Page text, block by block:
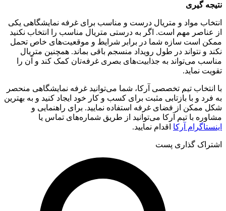
نتیجه گیری
انتخاب مواد و متریال درست و مناسب برای غرفه نمایشگاهی یکی
از عناصر مهم است. اگر به درستی متریال مناسب را انتخاب نکنید
ممکن است سازه شما در برابر شرایط و موقعیت‌های خاص تحمل
نکند و نتواند در طول رویداد منسجم باقی بماند. همچنین متریال
مناسب می‌تواند به جذابیت‌های بصری غرفه‌تان کمک کند و آن را
تقویت نماید.
با انتخاب تیم تخصصی آرکا، شما می‌توانید غرفه نمایشگاهی منحصر
به فرد و با بازتابی مثبت برای کسب و کار خود ایجاد کنید و به بهترین
شکل ممکن از فضای غرفه استفاده نمایید. برای راهنمایی و
مشاوره با تیم آرکا می‌توانید از طریق شماره‌های تماس یا
اینستاگرام آرکا اقدام نمایید.
اشتراک گذاری پست